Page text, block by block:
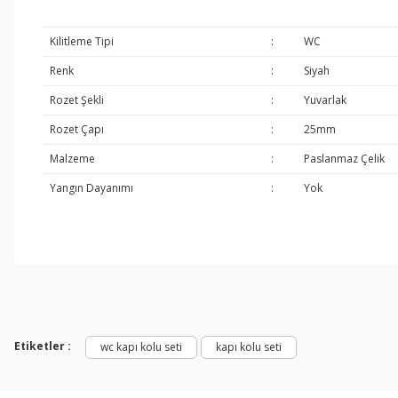
Kilitleme Tipi :
WC
Renk
:
Siyah
Rozet Şekli
:
Yuvarlak
Rozet Çapı
:
25mm
Malzeme
:
Paslanmaz Çelik
Yangın Dayanımı
: Yok
Etiketler : wc kapı kolu seti kapı kolu seti